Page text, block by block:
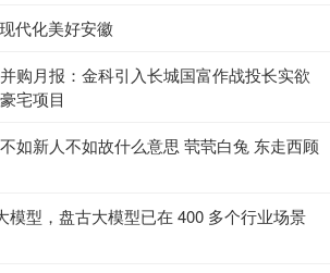
代化美好安徽
购月报：金科引入长城国富作战投长实欲
宅项目
如新人不如故什么意思 茕茕白兔 东走西顾
模型，盘古大模型已在 400 多个行业场景